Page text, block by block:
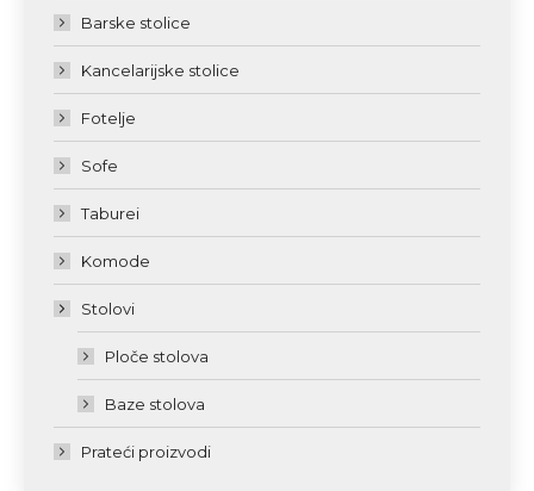
Barske stolice
Kancelarijske stolice
Fotelje
Sofe
Taburei
Komode
Stolovi
Ploče stolova
Baze stolova
Prateći proizvodi